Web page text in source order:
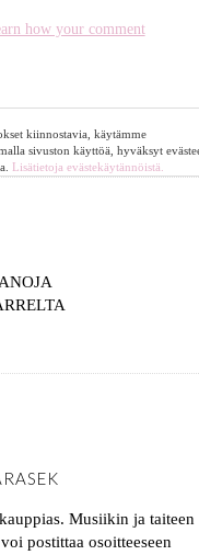
how your comment
kiinnostavia, käytämme
sivuston käyttöä, hyväksyt
Lisätietoja evästekäytännöistä.
Musiikin ja taiteen
postittaa osoitteeseen